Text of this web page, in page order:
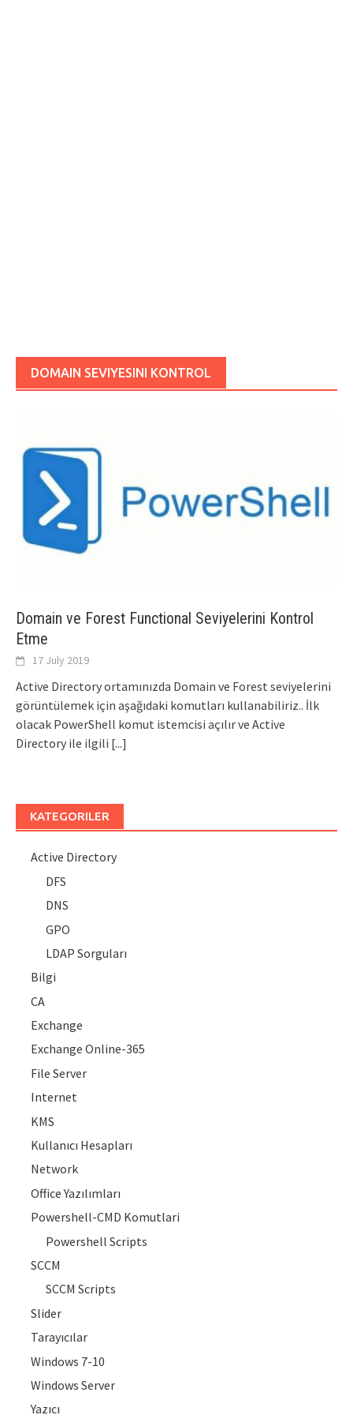
DOMAIN SEVIYESINI KONTROL
Domain ve Forest Functional Seviyelerini Kontrol
Etme
17 July 2019
Active Directory ortamınızda Domain ve Forest seviyelerini
görüntülemek için aşağıdaki komutları kullanabiliriz.. İlk
olacak PowerShell komut istemcisi açılır ve Active
Directory ile ilgili [...]
KATEGORILER
Active Directory
DFS
DNS
GPO
LDAP Sorguları
Bilgi
CA
Exchange
Exchange Online-365
File Server
Internet
KMS
Kullanıcı Hesapları
Network
Office Yazılımları
Powershell-CMD Komutlari
Powershell Scripts
SCCM
SCCM Scripts
Slider
Tarayıcılar
Windows 7-10
Windows Server
Yazıcı